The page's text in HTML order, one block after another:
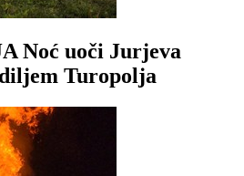
Noć uoči Jurjeva
Turopolja